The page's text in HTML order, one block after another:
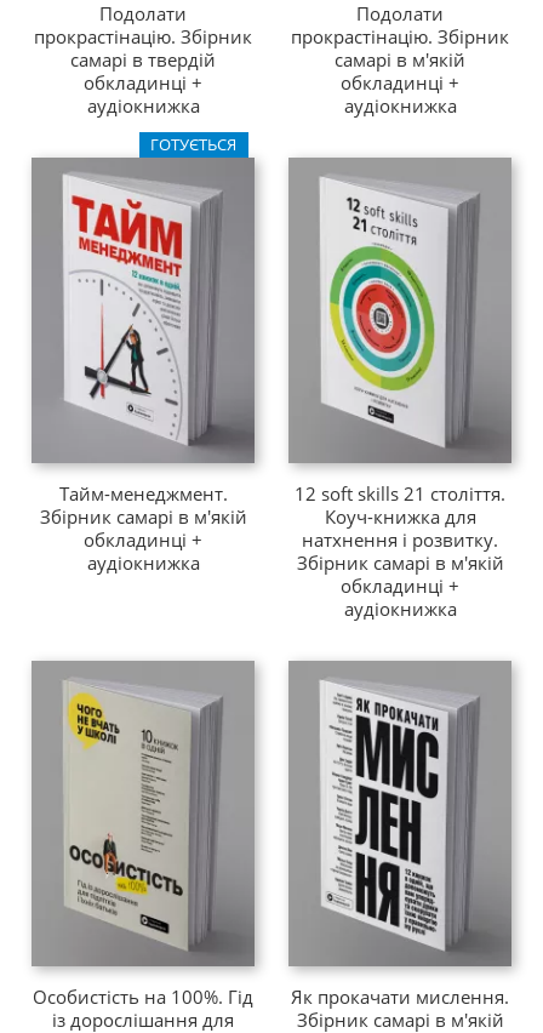
Подолати
прокрастінацію. Збірник
самарі в твердій
обкладинці +
аудіокнижка
Подолати
прокрастінацію. Збірник
самарі в м'якій
обкладинці +
аудіокнижка
ГОТУЄТЬСЯ
Тайм-менеджмент.
Збірник самарі в м'якій
обкладинці +
аудіокнижка
12 soft skills 21 століття.
Коуч-книжка для
натхнення і розвитку.
Збірник самарі в м'якій
обкладинці +
аудіокнижка
Особистість на 100%. Гід
із дорослішання для
Як прокачати мислення.
Збірник самарі в м'якій